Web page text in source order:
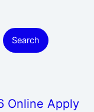
Search
Online Apply